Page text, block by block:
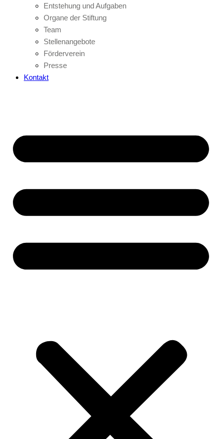
Entstehung und Aufgaben
Organe der Stiftung
Team
Stellenangebote
Förderverein
Presse
Kontakt